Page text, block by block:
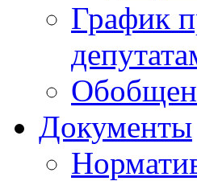
График
Документы